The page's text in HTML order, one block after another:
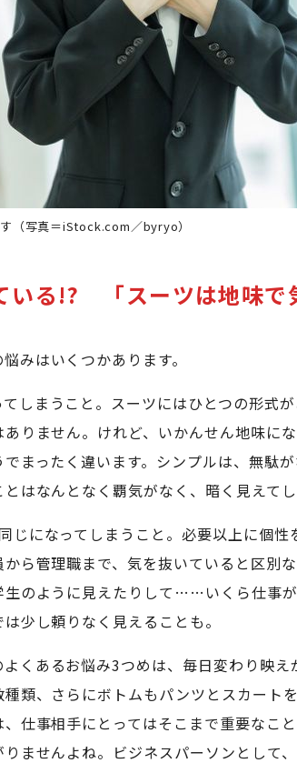
（写真＝iStock.com／byryo）
いる!? 「スーツは地味で
みはいくつかあります。
しまうこと。スーツにはひとつの形式
りません。けれど、いかんせん地味に
まったく違います。シンプルは、無駄
はなんとなく覇気がなく、暗く見えてし
じになってしまうこと。必要以上に個
ら管理職まで、気を抜いていると区別
生のように見えたりして……いくら仕事
少し頼りなく見えることも。
くあるお悩み3つめは、毎日変わり映
類、さらにボトムもパンツとスカート
仕事相手にとってはそこまで重要なこ
ませんよね。ビジネスパーソンとして